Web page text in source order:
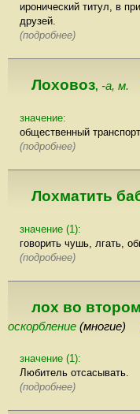
иронический титул, в
друзей.
(подробнее)
Лоховоз, -а, м.
значение:
общественный
(подробнее)
Лохматить
значение (1):
говорить чушь, лгать,
(подробнее)
лох во
оскорбление (многие)
значение (1):
Любитель отсасывать.
(подробнее)